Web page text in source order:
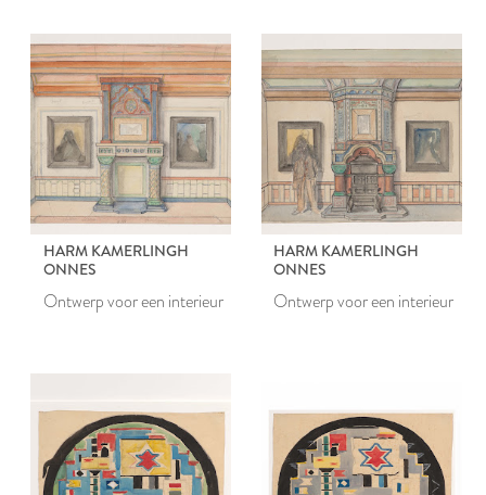
HARM KAMERLINGH
ONNES
Ontwerp voor een interieur
HARM KAMERLINGH
ONNES
Ontwerp voor een interieur